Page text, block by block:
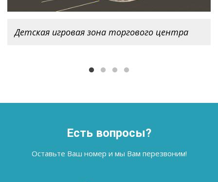
торгового центра
Детская игровая зона торгового центра
Есть вопросы?
Оставьте Ваш номер и мы Вам перезвоним!